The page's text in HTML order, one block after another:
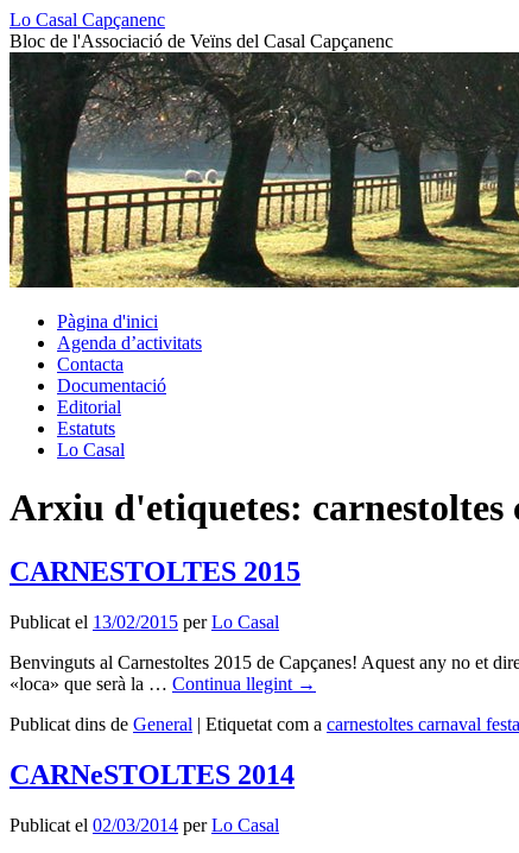
Vés
al
contingut
Lo Casal Capçanenc
Bloc de l'Associació de Veïns del Casal Capçanenc
Pàgina d'inici
Agenda d’activitats
Contacta
Documentació
Editorial
Estatuts
Lo Casal
Arxiu d'etiquetes: carnestoltes
CARNESTOLTES 2015
Publicat el 13/02/2015 per Lo Casal
Benvinguts al Carnestoltes 2015 de Capçanes! Aquest any no et
«loca» que serà la … Continua llegint →
Publicat dins de General | Etiquetat com a carnestoltes carnaval
CARNeSTOLTES 2014
Publicat el 02/03/2014 per Lo Casal